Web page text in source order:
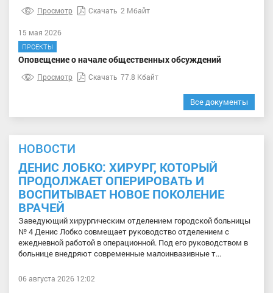
Просмотр Скачать 2 Мбайт
15 мая 2026
ПРОЕКТЫ
Оповещение о начале общественных обсуждений
Просмотр Скачать 77.8 Кбайт
Все документы
НОВОСТИ
ДЕНИС ЛОБКО: ХИРУРГ, КОТОРЫЙ
ПРОДОЛЖАЕТ ОПЕРИРОВАТЬ И
ВОСПИТЫВАЕТ НОВОЕ ПОКОЛЕНИЕ
ВРАЧЕЙ
Заведующий хирургическим отделением городской больницы
№ 4 Денис Лобко совмещает руководство отделением с
ежедневной работой в операционной. Под его руководством в
больнице внедряют современные малоинвазивные т...
06 августа 2026 12:02